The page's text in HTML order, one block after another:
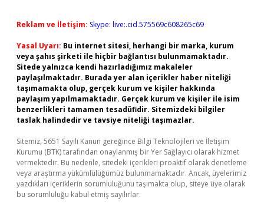
Reklam ve İletişim: Skype: live:.cid.575569c608265c69
Yasal Uyarı: Bu internet sitesi, herhangi bir marka, kurum
veya şahıs şirketi ile hiçbir bağlantısı bulunmamaktadır.
Sitede yalnızca kendi hazırladığımız makaleler
paylaşılmaktadır. Burada yer alan içerikler haber niteliği
taşımamakta olup, gerçek kurum ve kişiler hakkında
paylaşım yapılmamaktadır. Gerçek kurum ve kişiler ile isim
benzerlikleri tamamen tesadüfidir. Sitemizdeki bilgiler
taslak halindedir ve tavsiye niteliği taşımazlar.
Sitemiz, 5651 Sayılı Kanun gereğince Bilgi Teknolojileri ve İletişim
Kurumu (BTK) tarafından onaylanmış bir Yer Sağlayıcı olarak hizmet
vermektedir. Bu nedenle, sitedeki içerikleri proaktif olarak denetleme
veya araştırma yükümlülüğümüz bulunmamaktadır. Ancak, üyelerimiz
yazdıkları içeriklerin sorumluluğunu taşımakta olup, siteye üye olarak
bu sorumluluğu kabul etmiş sayılırlar.